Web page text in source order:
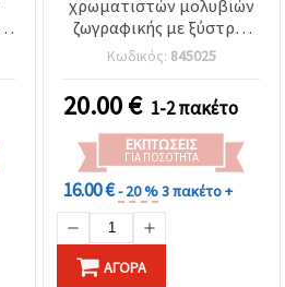
χρωματιστών μολυβιών
ζωγραφικής με ξύστρες
σε κουτί, 48 χρώματα -
Tastoful
Κωδικός: 845025
20.00€ 1-2 πακέτο
ΕΚΠΤΏΣΕΙΣ
ΓΙΑ ΠΟΣΌΤΗΤΑ
16.00 €- 20 %3 πακέτο +
ΑΓΟΡΆ